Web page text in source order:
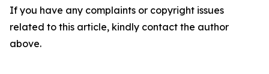
If you have any complaints or copyright issues
related to this article, kindly contact the author
above.